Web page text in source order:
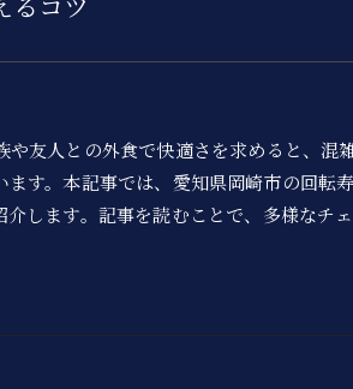
友人との外食で快適さを求めると、混
す。本記事では、愛知県岡崎市の回転
します。記事を読むことで、多様なチ